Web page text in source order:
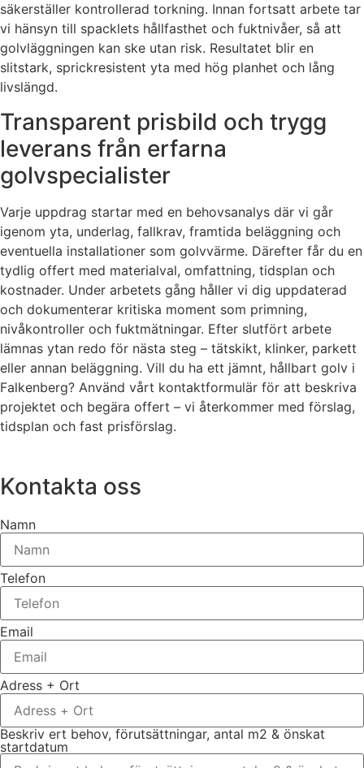
säkerställer kontrollerad torkning. Innan fortsatt arbete tar
vi hänsyn till spacklets hållfasthet och fuktnivåer, så att
golvläggningen kan ske utan risk. Resultatet blir en
slitstark, sprickresistent yta med hög planhet och lång
livslängd.
Transparent prisbild och trygg
leverans från erfarna
golvspecialister
Varje uppdrag startar med en behovsanalys där vi går
igenom yta, underlag, fallkrav, framtida beläggning och
eventuella installationer som golvvärme. Därefter får du en
tydlig offert med materialval, omfattning, tidsplan och
kostnader. Under arbetets gång håller vi dig uppdaterad
och dokumenterar kritiska moment som primning,
nivåkontroller och fuktmätningar. Efter slutfört arbete
lämnas ytan redo för nästa steg – tätskikt, klinker, parkett
eller annan beläggning. Vill du ha ett jämnt, hållbart golv i
Falkenberg? Använd vårt kontaktformulär för att beskriva
projektet och begära offert – vi återkommer med förslag,
tidsplan och fast prisförslag.
Kontakta oss
Namn
Telefon
Email
Adress + Ort
Beskriv ert behov, förutsättningar, antal m2 & önskat
startdatum